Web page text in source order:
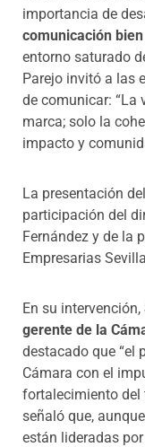
importancia de
comunicación
entorno saturado
Parejo invitó a las
de comunicar:
marca; solo la
impacto y
La presentación
participación del
Fernández y de la
Empresarias
En su intervención,
gerente de la
destacado que “el
Cámara con el
fortalecimiento del
señaló que,
están lideradas